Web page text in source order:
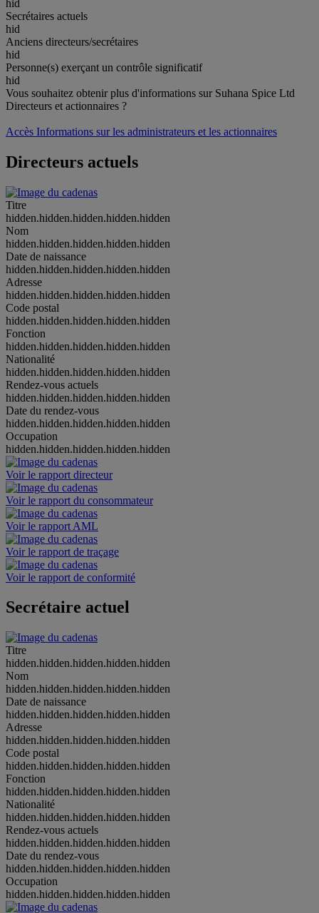
hid
Secrétaires actuels
hid
Anciens directeurs/secrétaires
hid
Personne(s) exerçant un contrôle significatif
hid
Vous souhaitez obtenir plus d'informations sur Suhana Spice Ltd
Directeurs et actionnaires ?
Accès Informations sur les administrateurs et les actionnaires
Directeurs actuels
Titre
hidden.hidden.hidden.hidden.hidden
Nom
hidden.hidden.hidden.hidden.hidden
Date de naissance
hidden.hidden.hidden.hidden.hidden
Adresse
hidden.hidden.hidden.hidden.hidden
Code postal
hidden.hidden.hidden.hidden.hidden
Fonction
hidden.hidden.hidden.hidden.hidden
Nationalité
hidden.hidden.hidden.hidden.hidden
Rendez-vous actuels
hidden.hidden.hidden.hidden.hidden
Date du rendez-vous
hidden.hidden.hidden.hidden.hidden
Occupation
hidden.hidden.hidden.hidden.hidden
Voir le rapport directeur
Voir le rapport du consommateur
Voir le rapport AML
Voir le rapport de traçage
Voir le rapport de conformité
Secrétaire actuel
Titre
hidden.hidden.hidden.hidden.hidden
Nom
hidden.hidden.hidden.hidden.hidden
Date de naissance
hidden.hidden.hidden.hidden.hidden
Adresse
hidden.hidden.hidden.hidden.hidden
Code postal
hidden.hidden.hidden.hidden.hidden
Fonction
hidden.hidden.hidden.hidden.hidden
Nationalité
hidden.hidden.hidden.hidden.hidden
Rendez-vous actuels
hidden.hidden.hidden.hidden.hidden
Date du rendez-vous
hidden.hidden.hidden.hidden.hidden
Occupation
hidden.hidden.hidden.hidden.hidden